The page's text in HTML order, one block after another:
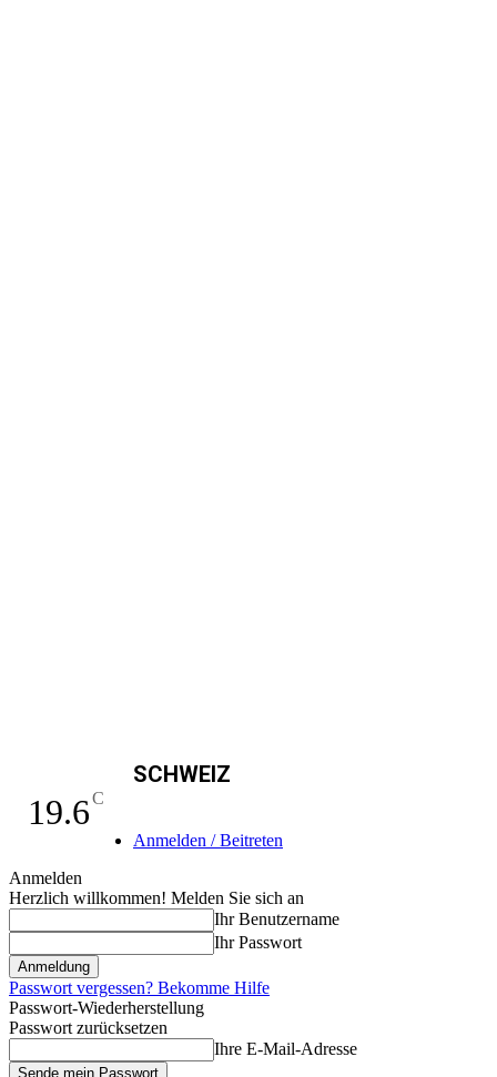
19.6C
SCHWEIZ
Anmelden / Beitreten
Anmelden
Herzlich willkommen! Melden Sie sich an
Ihr Benutzername
Ihr Passwort
Passwort vergessen? Bekomme Hilfe
Passwort-Wiederherstellung
Passwort zurücksetzen
Ihre E-Mail-Adresse